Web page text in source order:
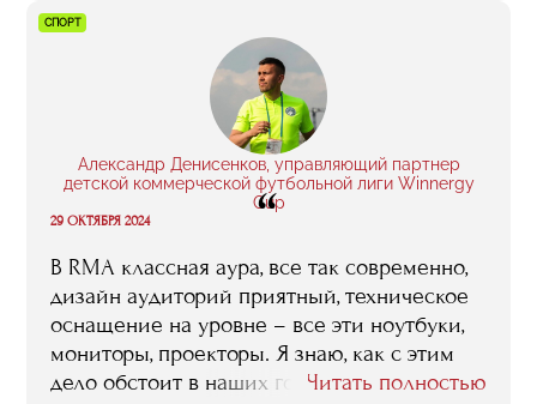
в ЦСКА и текущем положении дел в нашем
футболе абсолютно откровенно, не
стремясь ничего ни скрыть, ни
приукрасить. Так что у нас сложилось
абсолютно чёткое и непредвзятое
представление. Запомнились
многочисленные стажировки, в том числе
поездка в Англию — это была фантастика!
делал. Также запомнилась отличная, очень
позитивная и дружелюбная атмосфера в
нашей группе. Со многими
однокурсниками мы общаемся до сих пор,
в том числе по работе. Многие из них
СПОРТ
Александр Денисенков, управляющий партнер
детской коммерческой футбольной лиги Winnergy
Cup
“
29 ОКТЯБРЯ 2024
В RMA классная аура, все так современно,
дизайн аудиторий приятный, техническое
оснащение на уровне – все эти ноутбуки,
мониторы, проекторы. Я знаю, как с этим
дело обстоит в наших государственных
Читать полностью